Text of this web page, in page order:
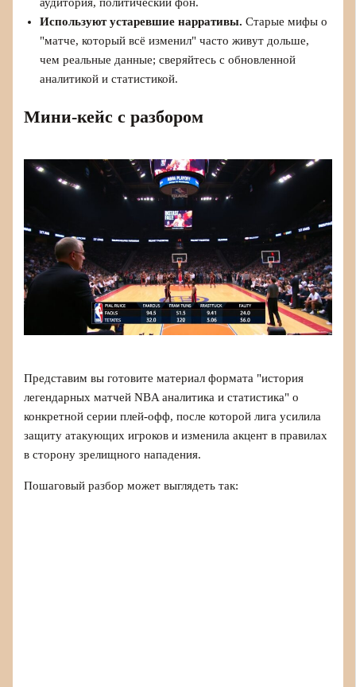
Используют устаревшие нарративы. Старые мифы о
"матче, который всё изменил" часто живут дольше,
чем реальные данные; сверяйтесь с обновленной
аналитикой и статистикой.
Мини-кейс с разбором
Представим вы готовите материал формата "история
легендарных матчей NBA аналитика и статистика" о
конкретной серии плей-офф, после которой лига усилила
защиту атакующих игроков и изменила акцент в правилах
в сторону зрелищного нападения.
Пошаговый разбор может выглядеть так: